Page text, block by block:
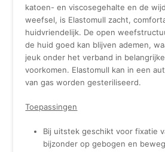
katoen- en viscosegehalte en de
weefsel, is Elastomull zacht,
huidvriendelijk. De open
de huid goed kan blijven ademen,
jeuk onder het verband in
voorkomen. Elastomull kan in een
van gas worden gesteriliseerd.
Toepassingen
Bij uitstek geschikt voor fixatie
bijzonder op gebogen en